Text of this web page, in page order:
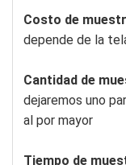
Costo de
depende de la
Cantidad de
dejaremos uno
al por mayor
Tiempo de